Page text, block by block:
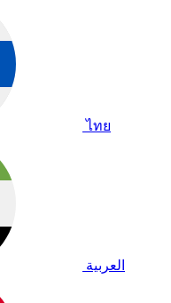
ไทย
العربية